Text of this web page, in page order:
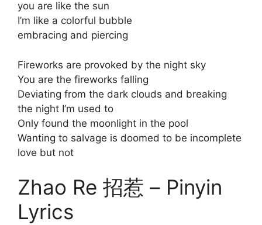
you are like the sun
I’m like a colorful bubble
embracing and piercing
Fireworks are provoked by the night sky
You are the fireworks falling
Deviating from the dark clouds and breaking
the night I’m used to
Only found the moonlight in the pool
Wanting to salvage is doomed to be incomplete
love but not
Zhao Re 招惹 – Pinyin
Lyrics